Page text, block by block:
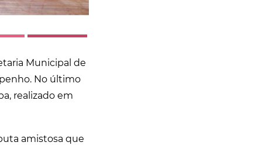
Municipal de
No último
realizado em
amistosa que